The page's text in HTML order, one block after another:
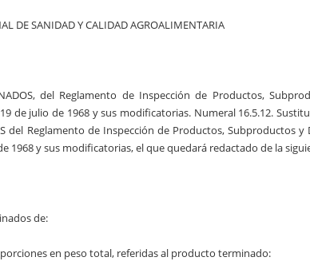
DE SANIDAD Y CALIDAD AGROALIMENTARIA
del Reglamento de Inspección de Productos,
de julio de 1968 y sus modificatorias. Numeral 16.5.12.
del Reglamento de Inspección de Productos, Subproductos
1968 y sus modificatorias, el que quedará redactado de la
de:
en peso total, referidas al producto terminado: